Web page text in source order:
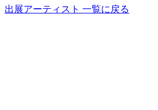
出展アーティスト 一覧に戻る